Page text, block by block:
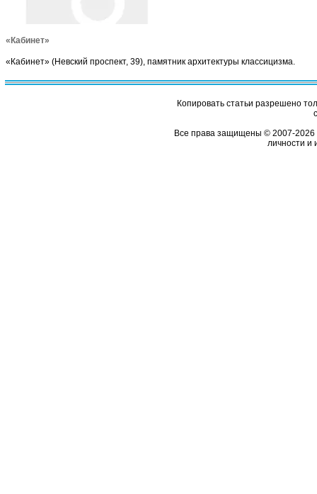
«Кабинет»
«Кабинет» (Невский проспект, 39), памятник архитектуры классицизма.
Копировать статьи разрешено
Все права защищены © 2007-2026
личности и